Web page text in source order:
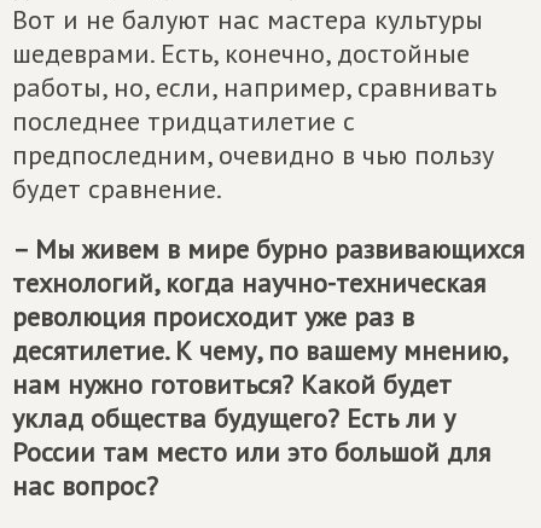
Вот и не балуют нас мастера культуры
шедеврами. Есть, конечно, достойные
работы, но, если, например, сравнивать
последнее тридцатилетие с
предпоследним, очевидно в чью пользу
будет сравнение.
– Мы живем в мире бурно развивающихся
технологий, когда научно-техническая
революция происходит уже раз в
десятилетие. К чему, по вашему мнению,
нам нужно готовиться? Какой будет
уклад общества будущего? Есть ли у
России там место или это большой для
нас вопрос?